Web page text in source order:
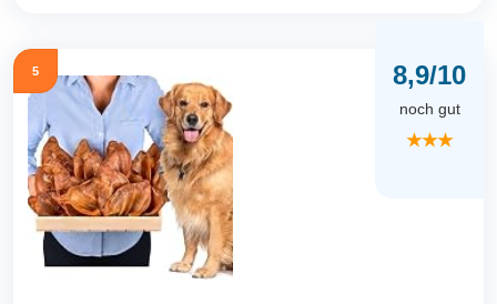
5 8,9/10
noch gut
★★★